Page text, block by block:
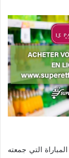
التي جمعته